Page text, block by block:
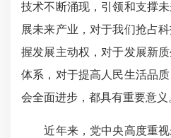
技术不断涌现，引领和支撑
展未来产业，对于我们抢占
握发展主动权，对于发展新
体系，对于提高人民生活品
会全面进步，都具有重要意义
近年来，党中央高度重视